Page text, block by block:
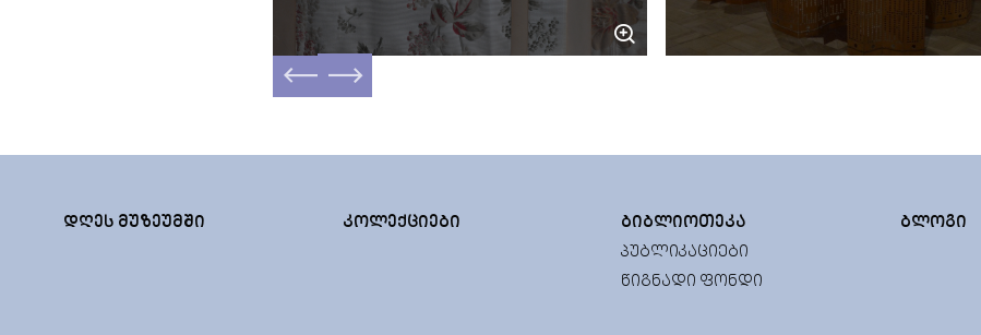
ᲓᲦᲔᲡ ᲛᲣᲖᲔᲣᲛᲨᲘ ᲙᲝᲚᲔᲥᲪᲘᲔᲑᲘ
ᲑᲘᲑᲚᲘᲝᲗᲔᲙᲐ
ᲞᲣᲑᲚᲘᲙᲐᲪᲘᲔᲑᲘ
ᲬᲘᲒᲜᲐᲓᲘ ᲤᲝᲜᲓᲘ
ᲑᲚᲝᲒᲘ